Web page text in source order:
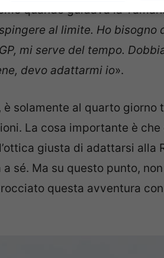
quando guidava la
al limite. Ho bisogno
mi serve del tempo.
devo adattarmi io».
solamente al quarto giorno
La cosa importante è che
giusta di adattarsi alla
sé. Ma su questo punto,
questa avventura